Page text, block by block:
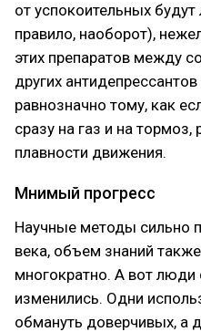
от успокоительных
правило, наоборот),
этих препаратов между
других
равнозначно тому, как
сразу на газ и на тормоз,
плавности движения.
Мнимый прогресс
Научные методы сильно
века, объем знаний
многократно. А вот
изменились. Одни
обмануть доверчивых, а